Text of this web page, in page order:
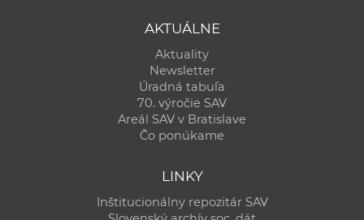
AKTUÁLNE
Aktuality
Newsletter
Úradná tabuľa
70. výročie SAV
Areál SAV v Bratislave
Čo ponúkame
LINKY
Inštitucionálny repozitár SAV